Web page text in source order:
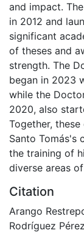
and impact.
in 2012 and
significant
of theses and
strength. The
began in 2023
while the
2020, also
Together,
Santo Tomás's
the training of
diverse areas
Citation
Arango
Rodríguez